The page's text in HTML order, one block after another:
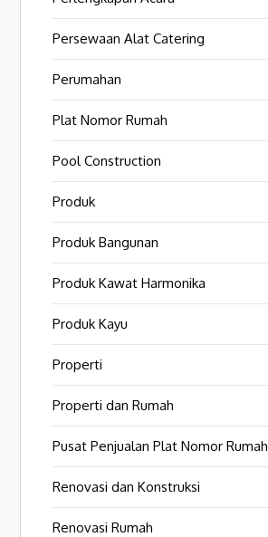
Persewaan Alat Catering
Perumahan
Plat Nomor Rumah
Pool Construction
Produk
Produk Bangunan
Produk Kawat Harmonika
Produk Kayu
Properti
Properti dan Rumah
Pusat Penjualan Plat Nomor Rumah
Renovasi dan Konstruksi
Renovasi Rumah